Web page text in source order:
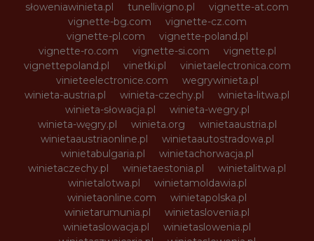
słoweniawinieta.pl
tunellivigno.pl
vignette-at.com
vignette-bg.com
vignette-cz.com
vignette-pl.com
vignette-poland.pl
vignette-ro.com
vignette-si.com
vignette.pl
vignettepoland.pl
vinetki.pl
vinietaelectronica.com
vinieteelectronice.com
wegrywinieta.pl
winieta-austria.pl
winieta-czechy.pl
winieta-litwa.pl
winieta-słowacja.pl
winieta-wegry.pl
winieta-węgry.pl
winieta.org
winietaaustria.pl
winietaaustriaonline.pl
winietaautostradowa.pl
winietabulgaria.pl
winietachorwacja.pl
winietaczechy.pl
winietaestonia.pl
winietalitwa.pl
winietalotwa.pl
winietamoldawia.pl
winietaonline.com
winietapolska.pl
winietarumunia.pl
winietaslovenia.pl
winietaslowacja.pl
winietaslowenia.pl